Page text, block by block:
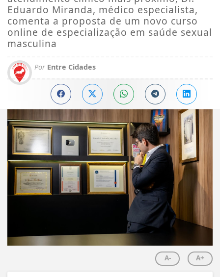
Eduardo Miranda, médico especialista,
comenta a proposta de um novo curso
online de especialização em saúde sexual
masculina
Por Entre Cidades
A- A+